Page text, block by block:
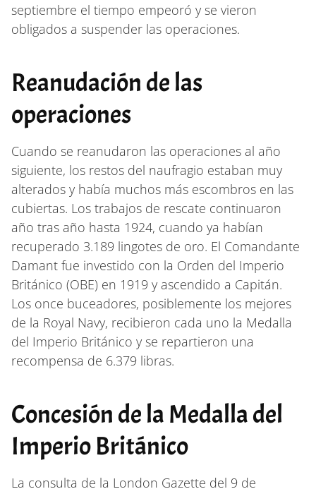
septiembre el tiempo empeoró y se vieron
obligados a suspender las operaciones.
Reanudación de las
operaciones
Cuando se reanudaron las operaciones al año
siguiente, los restos del naufragio estaban muy
alterados y había muchos más escombros en las
cubiertas. Los trabajos de rescate continuaron
año tras año hasta 1924, cuando ya habían
recuperado 3.189 lingotes de oro. El Comandante
Damant fue investido con la Orden del Imperio
Británico (OBE) en 1919 y ascendido a Capitán.
Los once buceadores, posiblemente los mejores
de la Royal Navy, recibieron cada uno la Medalla
del Imperio Británico y se repartieron una
recompensa de 6.379 libras.
Concesión de la Medalla del
Imperio Británico
La consulta de la London Gazette del 9 de